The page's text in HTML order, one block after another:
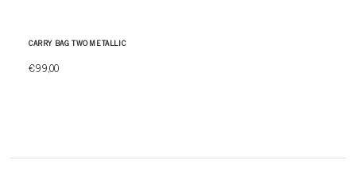
CARRY BAG TWO METALLIC
€99,00